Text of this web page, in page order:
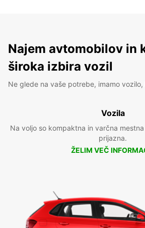
Najem avtomobilov in
široka izbira vozil
Ne glede na vaše potrebe, imamo vozilo,
Vozila
Na voljo so kompaktna in varčna
prijazna.
ŽELIM VEČ